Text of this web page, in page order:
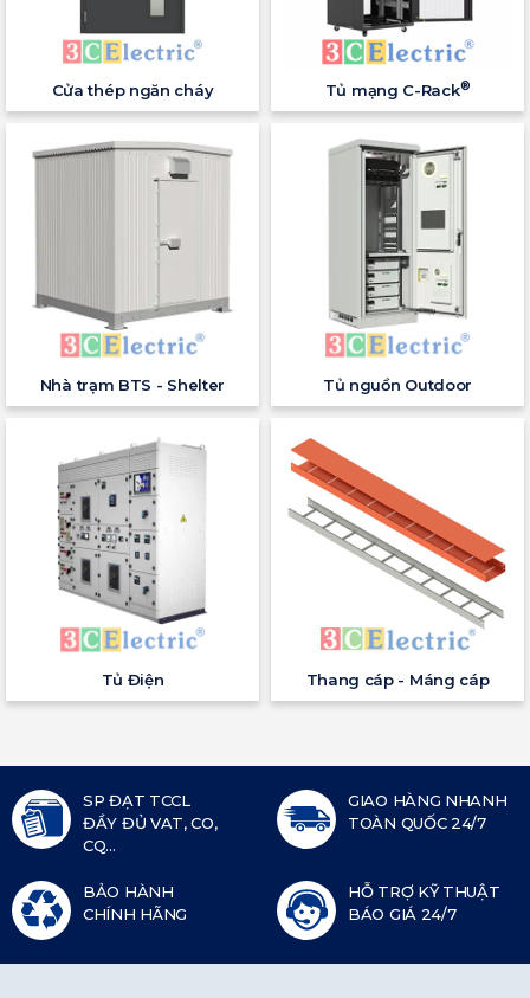
Cửa thép ngăn cháy Tủ mạng C-Rack®
Nhà trạm BTS - Shelter Tủ nguồn Outdoor
Tủ Điện Thang cáp - Máng cáp
SP ĐẠT TCCL
ĐẦY ĐỦ VAT, CO,
CQ...
GIAO HÀNG NHANH
TOÀN QUỐC 24/7
BẢO HÀNH
CHÍNH HÃNG
HỖ TRỢ KỸ THUẬT
BÁO GIÁ 24/7